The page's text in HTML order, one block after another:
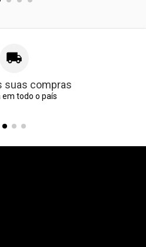
suas compras
em todo o país